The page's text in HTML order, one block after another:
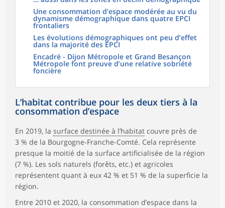
Une consommation d’espace modérée au vu du
dynamisme démographique dans quatre EPCI
frontaliers
Les évolutions démographiques ont peu d’effet
dans la majorité des EPCI
Encadré - Dijon Métropole et Grand Besançon
Métropole font preuve d’une relative sobriété
foncière
L’habitat contribue pour les deux tiers à la
consommation d’espace
En 2019, la surface destinée à l’habitat couvre près de
3 % de la Bourgogne-Franche-Comté. Cela représente
presque la moitié de la surface artificialisée de la région
(7 %). Les sols naturels (forêts, etc.) et agricoles
représentent quant à eux 42 % et 51 % de la superficie la
région.
Entre 2010 et 2020, la consommation d’espace dans la